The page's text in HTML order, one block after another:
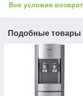
Все условия
Подобные товары